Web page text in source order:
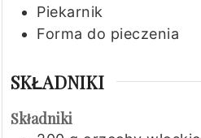
Piekarnik
Forma do pieczenia
SKŁADNIKI
Składniki